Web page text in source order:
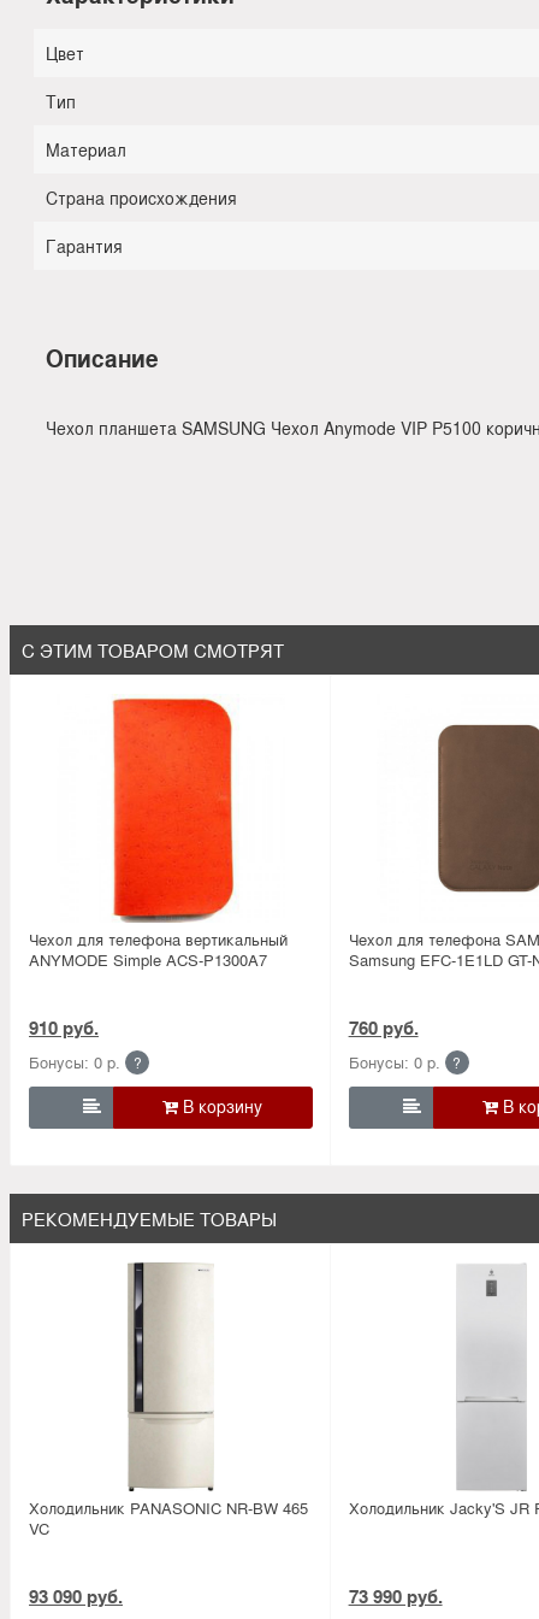
Цвет
Тип
Материал
Страна происхождения
Гарантия
Описание
Чехол планшета SAMSUNG Чехол Anymode VIP P5100
С ЭТИМ ТОВАРОМ СМОТРЯТ
Чехол для телефона вертикальный
ANYMODE Simple ACS-P1300A7
910 руб.
Бонусы: 0 р. ?

Чехол для телефона
Samsung EFC-1E1LD GT-
760 руб.
Бонусы: 0 р. ?

РЕКОМЕНДУЕМЫЕ ТОВАРЫ
Холодильник PANASONIC NR-BW 465
VC
93 090 руб.
Холодильник Jacky'S JR
73 990 руб.